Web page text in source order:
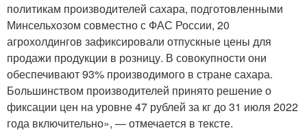
политикам производителей сахара, подготовленными
Минсельхозом совместно с ФАС России, 20
агрохолдингов зафиксировали отпускные цены для
продажи продукции в розницу. В совокупности они
обеспечивают 93% производимого в стране сахара.
Большинством производителей принято решение о
фиксации цен на уровне 47 рублей за кг до 31 июля 2022
года включительно», — отмечается в тексте.